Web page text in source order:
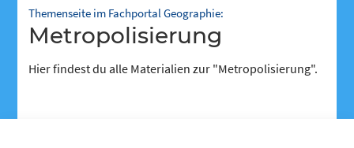
Themenseite im Fachportal Geographie:
Metropolisierung
Hier findest du alle Materialien zur "Metropolisierung".